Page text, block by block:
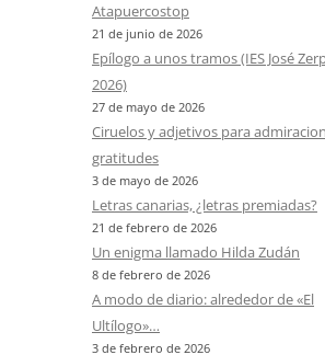
Atapuercostop
21 de junio de 2026
Epílogo a unos tramos (IES José
2026)
27 de mayo de 2026
Ciruelos y adjetivos para
gratitudes
3 de mayo de 2026
Letras canarias, ¿letras premiadas?
21 de febrero de 2026
Un enigma llamado Hilda Zudán
8 de febrero de 2026
A modo de diario: alrededor de «El
Ultílogo»…
3 de febrero de 2026